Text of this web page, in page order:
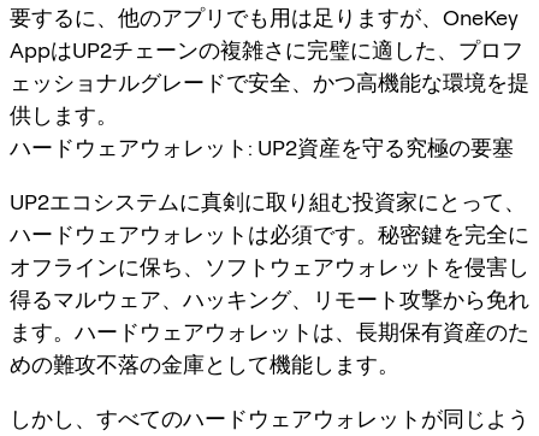
要するに、他のアプリでも用は足りますが、OneKey
AppはUP2チェーンの複雑さに完璧に適した、プロフ
ェッショナルグレードで安全、かつ高機能な環境を提
供します。
ハードウェアウォレット: UP2資産を守る究極の要塞
UP2エコシステムに真剣に取り組む投資家にとって、
ハードウェアウォレットは必須です。秘密鍵を完全に
オフラインに保ち、ソフトウェアウォレットを侵害し
得るマルウェア、ハッキング、リモート攻撃から免れ
ます。ハードウェアウォレットは、長期保有資産のた
めの難攻不落の金庫として機能します。
しかし、すべてのハードウェアウォレットが同じよう